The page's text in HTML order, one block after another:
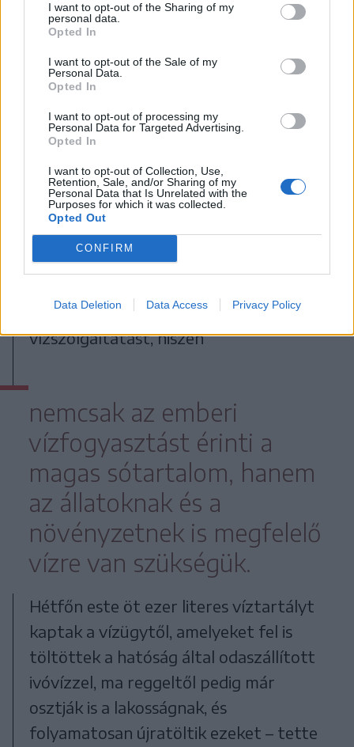
I want to opt-out of the Sharing of my
personal data.
Opted In
I want to opt-out of the Sale of my
Personal Data.
Opted In
I want to opt-out of processing my
Personal Data for Targeted Advertising.
Opted In
I want to opt-out of Collection, Use,
Retention, Sale, and/or Sharing of my
Personal Data that Is Unrelated with the
Purposes for which it was collected.
Opted Out
CONFIRM
Data Deletion Data Access Privacy Policy
Ádámoson a polgármesteri hivatal elé is
kihelyezték az ivóvíztartályt
FOTÓ: HAÁZ VINCE
indult el a marosvásárhelyi
közegészségügyi hivatalhoz, hogy
tudjanak mintát venni a községi
kutakból, hogy megállapíthassák
hamarabb meg tudják oldani a
vízszolgáltatást, hiszen
nemcsak az emberi
vízfogyasztást érinti a
magas sótartalom, hanem
az állatoknak és a
növényzetnek is megfelelő
vízre van szükségük.
Hétfőn este öt ezer literes víztartályt
kaptak a vízügytől, amelyeket fel is
töltöttek a hatóság által odaszállított
ivóvízzel, ma reggeltől pedig már
osztják is a lakosságnak, és
folyamatosan újratöltik ezeket – tette